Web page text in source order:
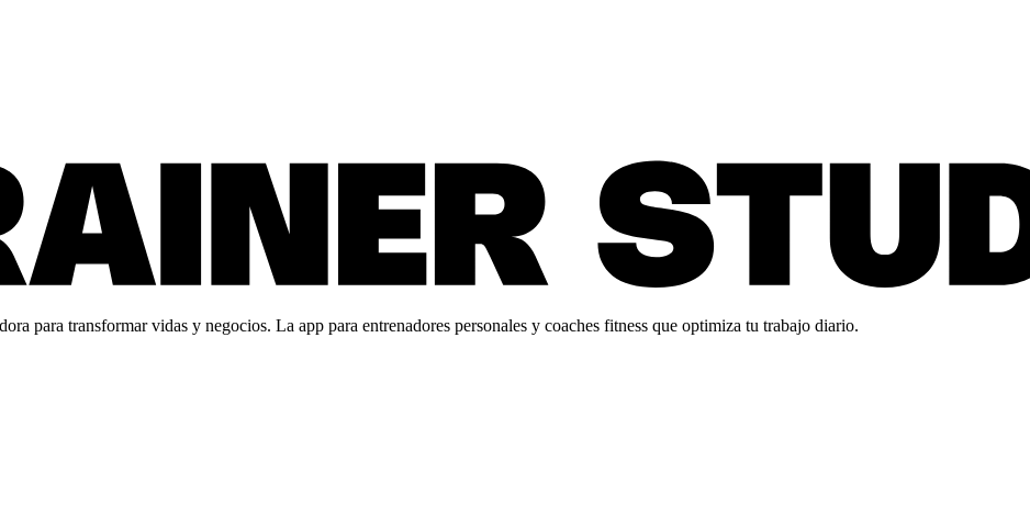
para transformar vidas y negocios. La app para entrenadores personales y coaches fitness que optimiza tu trabajo diario.